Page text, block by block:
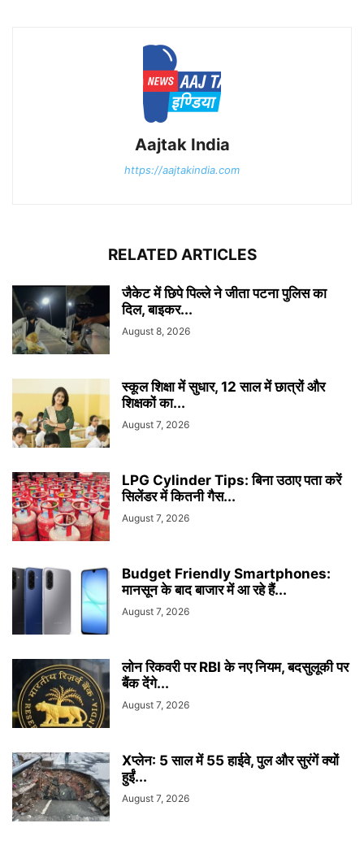
Aajtak India
https://aajtakindia.com
RELATED ARTICLES
जैकेट में छिपे पिल्ले ने जीता पटना पुलिस का
दिल, बाइकर...
August 8, 2026
स्कूल शिक्षा में सुधार, 12 साल में छात्रों और
शिक्षकों का...
August 7, 2026
LPG Cylinder Tips: बिना उठाए पता करें
सिलेंडर में कितनी गैस...
August 7, 2026
Budget Friendly Smartphones:
मानसून के बाद बाजार में आ रहे हैं...
August 7, 2026
लोन रिकवरी पर RBI के नए नियम, बदसुलूकी पर
बैंक देंगे...
August 7, 2026
Xप्लेन: 5 साल में 55 हाईवे, पुल और सुरंगें क्यों
हुईं...
August 7, 2026